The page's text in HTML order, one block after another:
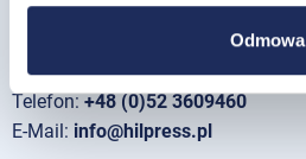
Odmowa
85-333 Bydgoszcz
Telefon:+48 (0)52 3609460
E-Mail: info@hilpress.pl